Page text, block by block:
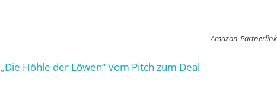
Amazon-
„Die Höhle der Löwen“ Vom Pitch zum Deal